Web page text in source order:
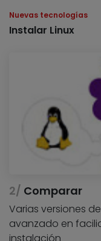
Nuevas tecnologías
Instalar Linux
Comparar
Varias versiones
avanzado en